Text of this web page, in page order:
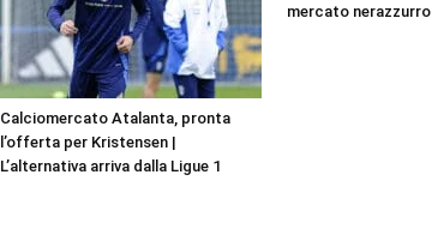
Calciomercato Atalanta, pronta
l’offerta per Kristensen |
L’alternativa arriva dalla Ligue 1
mercato nerazzurro